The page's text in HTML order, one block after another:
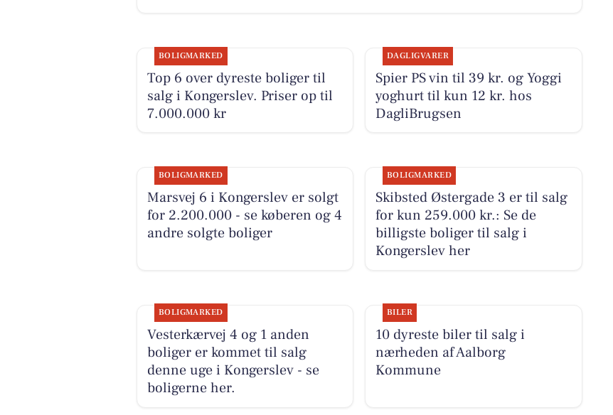
BOLIGMARKED
Top 6 over dyreste boliger til
salg i Kongerslev. Priser op til
7.000.000 kr
DAGLIGVARER
Spier PS vin til 39 kr. og Yoggi
yoghurt til kun 12 kr. hos
DagliBrugsen
BOLIGMARKED
Marsvej 6 i Kongerslev er solgt
for 2.200.000 - se køberen og 4
andre solgte boliger
BOLIGMARKED
Skibsted Østergade 3 er til salg
for kun 259.000 kr.: Se de
billigste boliger til salg i
Kongerslev her
BOLIGMARKED
Vesterkærvej 4 og 1 anden
boliger er kommet til salg
denne uge i Kongerslev - se
boligerne her.
BILER
10 dyreste biler til salg i
nærheden af Aalborg
Kommune